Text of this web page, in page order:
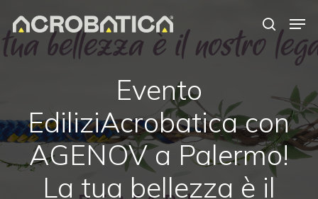
to
main
search
Evento
EdiliziAcrobatica con
AGENOV a Palermo!
La tua bellezza è il
Close
Menu